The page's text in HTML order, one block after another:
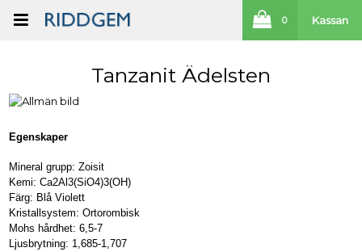
0 Kassan
Tanzanit Ädelsten
Egenskaper
Mineral grupp: Zoisit
Kemi: Ca2Al3(SiO4)3(OH)
Färg: Blå Violett
Kristallsystem: Ortorombisk
Mohs hårdhet: 6,5-7
Ljusbrytning: 1,685-1,707